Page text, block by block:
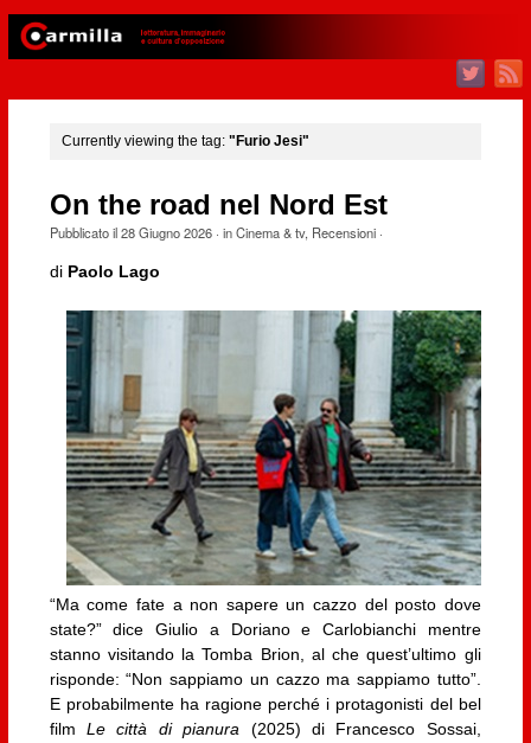
Currently viewing the tag: "Furio Jesi"
On the road nel Nord Est
Pubblicato il28 Giugno 2026· inCinema & tv, Recensioni·
di Paolo Lago
“Ma come fate a non sapere un cazzo del posto dove
state?” dice Giulio a Doriano e Carlobianchi mentre
stanno visitando la Tomba Brion, al che quest’ultimo gli
risponde: “Non sappiamo un cazzo ma sappiamo tutto”.
E probabilmente ha ragione perché i protagonisti del bel
filmLe città di pianura (2025) di Francesco Sossai,